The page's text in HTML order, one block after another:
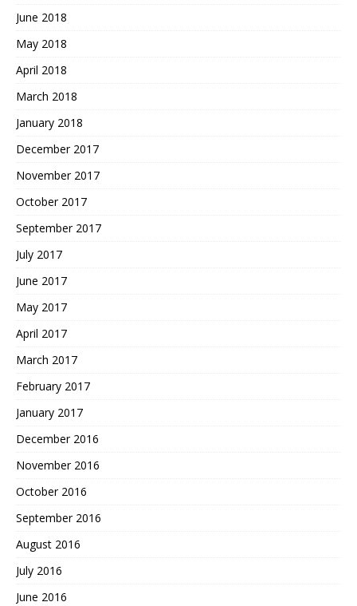
June 2018
May 2018
April 2018
March 2018
January 2018
December 2017
November 2017
October 2017
September 2017
July 2017
June 2017
May 2017
April 2017
March 2017
February 2017
January 2017
December 2016
November 2016
October 2016
September 2016
August 2016
July 2016
June 2016